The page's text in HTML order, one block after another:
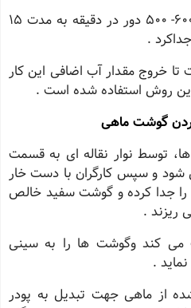
به کمک سانتریفوژ با سرعت 600- 500 دور در دقیقه به مدت 15
.
تا خروج مقدار آب اضافى این کار
این روش استفاده شده است .
گوشت ماهى
توسط نوار نقاله اى به قسمت
شود و سپس کارگران با دست خار
جدا کرده و گوشت سفید خالص
ریزند .
مى کند وگوشت ها را به سینى
.
از ماهى جهت تبدیل به پودر